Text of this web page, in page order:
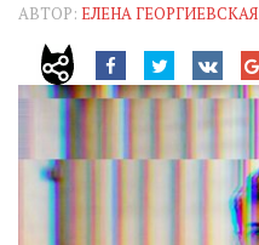
Агітатор
Музика революції
Візуальне
АВТОР: ЕЛЕНА ГЕОРГИЕВСКАЯ